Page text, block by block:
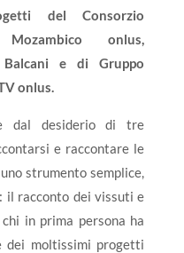
del Consorzio
onlus,
Balcani e di Gruppo
onlus.
dal desiderio di tre
e raccontare le
strumento semplice,
il racconto dei vissuti e
in prima persona ha
dei moltissimi progetti